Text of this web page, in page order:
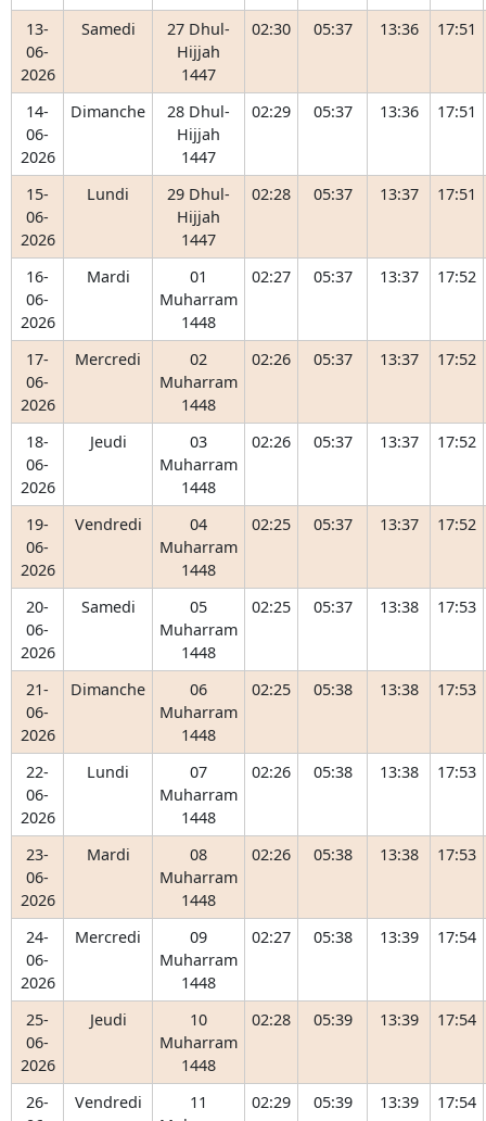
13-
06-
2026
Samedi
27 Dhul-
Hijjah
1447
02:30 05:37 13:36 17:51
14-
06-
2026
Dimanche
28 Dhul-
Hijjah
1447
02:29 05:37 13:36 17:51
15-
06-
2026
Lundi
29 Dhul-
Hijjah
1447
02:28 05:37 13:37 17:51
16-
06-
2026
Mardi
01
Muharram
1448
02:27 05:37 13:37 17:52
17-
06-
2026
Mercredi
02
Muharram
1448
02:26 05:37 13:37 17:52
18-
06-
2026
Jeudi
03
Muharram
1448
02:26 05:37 13:37 17:52
19-
06-
2026
Vendredi
04
Muharram
1448
02:25 05:37 13:37 17:52
20-
06-
2026
Samedi
05
Muharram
1448
02:25 05:37 13:38 17:53
21-
06-
2026
Dimanche
06
Muharram
1448
02:25 05:38 13:38 17:53
22-
06-
2026
Lundi
07
Muharram
1448
02:26 05:38 13:38 17:53
23-
06-
2026
Mardi
08
Muharram
1448
02:26 05:38 13:38 17:53
24-
06-
2026
Mercredi
09
Muharram
1448
02:27 05:38 13:39 17:54
25-
06-
2026
Jeudi
10
Muharram
1448
02:28 05:39 13:39 17:54
26-
Vendredi
11
02:29 05:39 13:39 17:54